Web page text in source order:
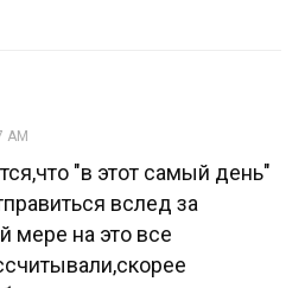
AM
"в этот самый день"
вслед за
мере на это все